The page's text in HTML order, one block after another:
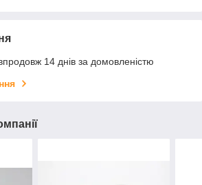
14 днів за домовленістю